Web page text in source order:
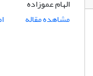
الهام عموزاده
مشاهده مقاله